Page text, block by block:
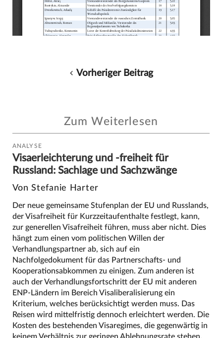
Vorheriger Beitrag
Zum Weiterlesen
ANALYSE
Visaerleichterung und -freiheit für
Russland: Sachlage und Sachzwänge
Von Stefanie Harter
Der neue gemeinsame Stufenplan der EU und Russlands,
der Visafreiheit für Kurzzeitaufenthalte festlegt, kann,
zur generellen Visafreiheit führen, muss aber nicht. Dies
hängt zum einen vom politischen Willen der
Verhandlungspartner ab, sich auf ein
Nachfolgedokument für das Partnerschafts- und
Kooperationsabkommen zu einigen. Zum anderen ist
auch der Verhandlungsfortschritt der EU mit anderen
ENP-Ländern im Bereich Visaliberalisierung ein
Kriterium, welches berücksichtigt werden muss. Das
Reisen wird mittelfristig dennoch erleichtert werden. Die
Kosten des bestehenden Visaregimes, die gegenwärtig in